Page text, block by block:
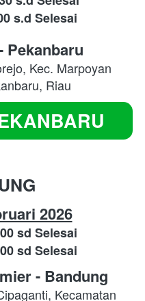
s.d Selesai
Pekanbaru
Kec. Marpoyan
Riau
2026
sd Selesai
sd Selesai
- Bandung
Kecamatan